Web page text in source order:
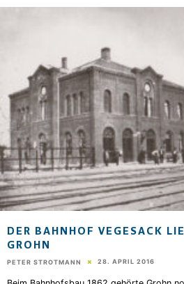
DER BAHNHOF VEGESACK
GROHN
PETER STROTMANN 28. APRIL 2016